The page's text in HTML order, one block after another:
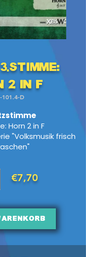
2 in F
101.4-D
Horn 2 in F
"Volksmusik frisch
€7,70